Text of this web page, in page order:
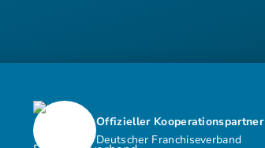
Offizieller Kooperationspartner
Deutscher Franchiseverband